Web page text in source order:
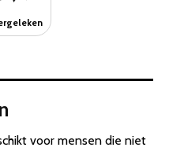
voor mensen die niet